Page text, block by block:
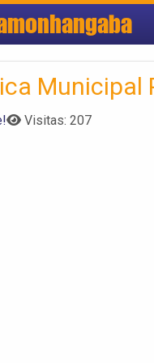
Municipal
Visitas: 207